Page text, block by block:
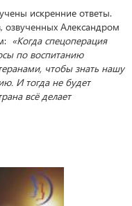
искренние ответы.
озвученных Александром
«Когда спецоперация
по воспитанию
чтобы знать нашу
И тогда не будет
всё делает